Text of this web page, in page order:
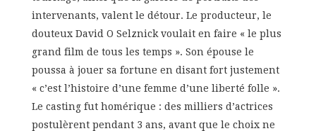
intervenants, valent le détour. Le producteur, le
douteux David O Selznick voulait en faire « le plus
grand film de tous les temps ». Son épouse le
poussa à jouer sa fortune en disant fort justement
« c’est l’histoire d’une femme d’une liberté folle ».
Le casting fut homérique : des milliers d’actrices
postulèrent pendant 3 ans, avant que le choix ne